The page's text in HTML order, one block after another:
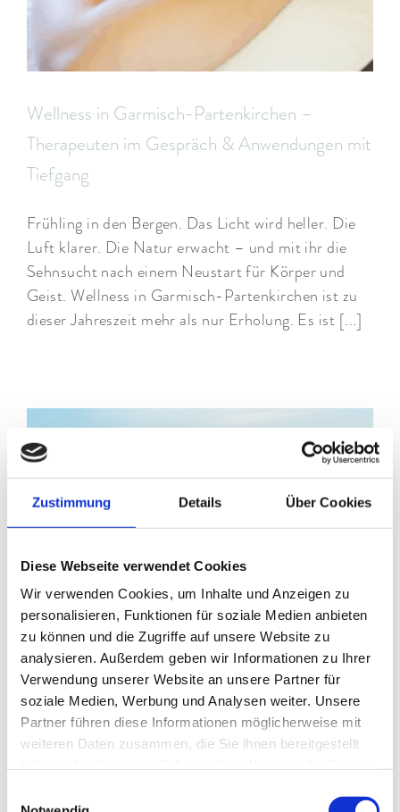
Zustimmung Details Über Cookies
Diese Webseite verwendet Cookies
Wir verwenden Cookies, um Inhalte und Anzeigen zu
personalisieren, Funktionen für soziale Medien anbieten
zu können und die Zugriffe auf unsere Website zu
analysieren. Außerdem geben wir Informationen zu Ihrer
Verwendung unserer Website an unsere Partner für
soziale Medien, Werbung und Analysen weiter. Unsere
Partner führen diese Informationen möglicherweise mit
weiteren Daten zusammen, die Sie ihnen bereitgestellt
Wellness in Garmisch-Partenkirchen –
Therapeuten im Gespräch & Anwendungen mit
Tiefgang
Frühling in den Bergen. Das Licht wird heller. Die
Luft klarer. Die Natur erwacht – und mit ihr die
Sehnsucht nach einem Neustart für Körper und
Geist. Wellness in Garmisch-Partenkirchen ist zu
dieser Jahreszeit mehr als nur Erholung. Es ist [...]